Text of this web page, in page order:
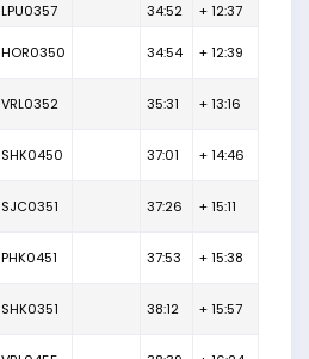
LPU0357 34:52 + 12:37
HOR0350 34:54 + 12:39
VRL0352 35:31 + 13:16
SHK0450 37:01 + 14:46
SJC0351 37:26 + 15:11
PHK0451 37:53 + 15:38
SHK0351 38:12 + 15:57